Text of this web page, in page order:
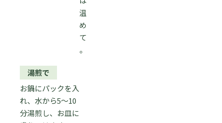
温
め
て
。
湯煎で
お鍋にパックを入
れ、水から5〜10
分湯煎し、お皿に